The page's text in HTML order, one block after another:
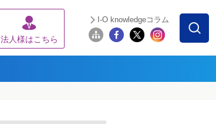
法人様はこちら
I-O knowledgeコラム